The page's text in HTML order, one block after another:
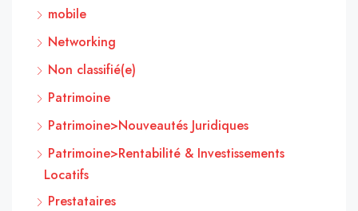
mobile
Networking
Non classifié(e)
Patrimoine
Patrimoine>Nouveautés Juridiques
Patrimoine>Rentabilité & Investissements
Locatifs
Prestataires